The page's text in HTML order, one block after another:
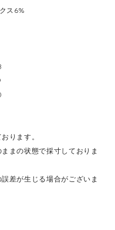
ス6%
ります。
まの状態で採寸しておりま
差が生じる場合がございま